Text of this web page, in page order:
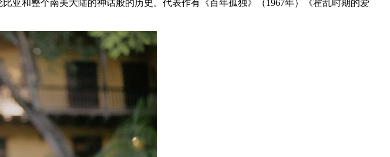
亚和整个南美大陆的神话般的历史。代表作有《百年孤独》（1967年）《霍乱时期的爱